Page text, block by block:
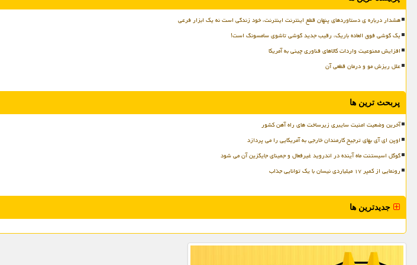
هشدار درباره ی دستاوردهای پنهان قطع اینترنت اینترنت، خود زندگی است نه یک ابزار فرعی
یک گوشی فوق العاده باریک، رقیب جدید گوشی تاشوی سامسونگ است!
افزایش ممنوعیت واردات کالاهای فناوری چینی به آمریکا
علل ریزش مو و درمان قطعی آن
پربحث ترین ها
آخرین وضعیت امنیت سایبری زیرساخت های راه آهن کشور
اوپن ای آی بهای ترجیح کارمندان خارجی به آمریکایی را می پردازد
گوگل اسیستنت ماه آینده در اندروید غیرفعال و جمینای جایگزین آن می شود
رونمایی از کمپر ۱۷ میلیاردی نیسان با یک توانایی جذاب
جدیدترین ها